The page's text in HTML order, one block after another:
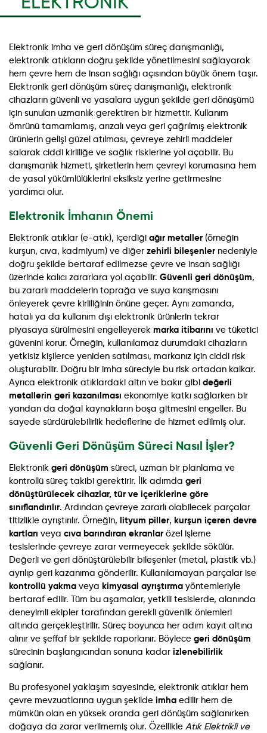
Elektronik imha ve geri dönüşüm süreç danışmanlığı,
elektronik atıkların doğru şekilde yönetilmesini sağlayarak
hem çevre hem de insan sağlığı açısından büyük önem taşır.
Elektronik geri dönüşüm süreç danışmanlığı, elektronik
cihazların güvenli ve yasalara uygun şekilde geri dönüşümü
için sunulan uzmanlık gerektiren bir hizmettir. Kullanım
ömrünü tamamlamış, arızalı veya geri çağrılmış elektronik
ürünlerin gelişi güzel atılması, çevreye zehirli maddeler
salarak ciddi kirliliğe ve sağlık risklerine yol açabilir. Bu
danışmanlık hizmeti, şirketlerin hem çevreyi korumasına hem
de yasal yükümlülüklerini eksiksiz yerine getirmesine
yardımcı olur.
Elektronik İmhanın Önemi
Elektronik atıklar (e-atık), içerdiği ağır metaller(örneğin
kurşun, cıva, kadmiyum) ve diğer zehirli bileşenlernedeniyle
doğru şekilde bertaraf edilmezse çevre ve insan sağlığı
üzerinde kalıcı zararlara yol açabilir. Güvenli geri dönüşüm,
bu zararlı maddelerin toprağa ve suya karışmasını
önleyerek çevre kirliliğinin önüne geçer. Aynı zamanda,
hatalı ya da kullanım dışı elektronik ürünlerin tekrar
piyasaya sürülmesini engelleyerek marka itibarını ve tüketici
güvenini korur. Örneğin, kullanılamaz durumdaki cihazların
yetkisiz kişilerce yeniden satılması, markanız için ciddi risk
oluşturabilir. Doğru bir imha süreciyle bu risk ortadan kalkar.
Ayrıca elektronik atıklardaki altın ve bakır gibi değerli
metallerin geri kazanılması ekonomiye katkı sağlarken bir
yandan da doğal kaynakların boşa gitmesini engeller. Bu
sayede sürdürülebilirlik hedeflerine de hizmet edilmiş olur.
Güvenli Geri Dönüşüm Süreci Nasıl İşler?
Elektronik geri dönüşüm süreci, uzman bir planlama ve
kontrollü süreç takibi gerektirir. İlk adımda geri
dönüştürülecek cihazlar, tür ve içeriklerine göre
sınıflandırılır. Ardından çevreye zararlı olabilecek parçalar
titizlikle ayrıştırılır. Örneğin, lityum piller, kurşun içeren devre
kartları veya cıva barındıran ekranlarözel işleme
tesislerinde çevreye zarar vermeyecek şekilde sökülür.
Değerli ve geri dönüştürülebilir bileşenler (metal, plastik vb.)
ayrılıp geri kazanıma gönderilir. Kullanılamayan parçalar ise
kontrollü yakma veya kimyasal ayrıştırma yöntemleriyle
bertaraf edilir. Tüm bu aşamalar, yetkili tesislerde, alanında
deneyimli ekipler tarafından gerekli güvenlik önlemleri
altında gerçekleştirilir. Süreç boyunca her adım kayıt altına
alınır ve şeffaf bir şekilde raporlanır. Böylece geri dönüşüm
sürecinin başlangıcından sonuna kadar izlenebilirlik
sağlanır.
Bu profesyonel yaklaşım sayesinde, elektronik atıklar hem
çevre mevzuatlarına uygun şekilde imha edilir hem de
mümkün olan en yüksek oranda geri dönüşüm sağlanırken
doğaya da zarar verilmemiş olur. Özellikle Atık Elektrikli ve